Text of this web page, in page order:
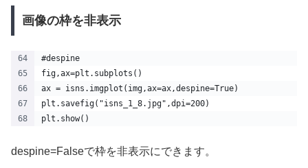
画像の枠を非表示
#despine
fig,ax=plt.subplots()
ax = isns.imgplot(img,ax=ax,despine=True)
plt.savefig("isns_1_8.jpg",dpi=200)
plt.show()
despine=Falseで枠を非表示にできます。